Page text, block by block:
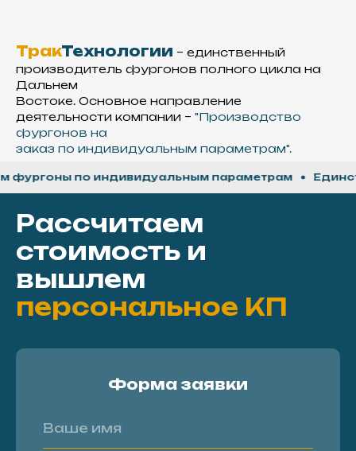
ТракТехнологии – единственный
производитель фургонов полного цикла на
Дальнем
Востоке. Основное направление
деятельности компании – "Производство
фургонов на
заказ по индивидуальным параметрам".
и прочностью
по индивидуальным параметрам
Рассчитаем
стоимость и
вышлем
персональное КП
Форма заявки